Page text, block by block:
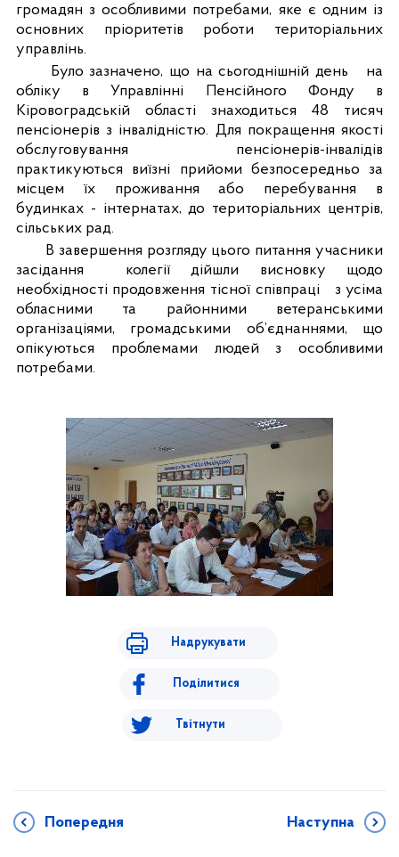
громадян з особливими потребами, яке є одним із
основних пріоритетів роботи територіальних
управлінь.
Було зазначено, що на сьогоднішній день
на
обліку в Управлінні Пенсійного Фонду в
Кіровоградській області знаходиться 48 тисяч
пенсіонерів з інвалідністю. Для покращення якості
обслуговування пенсіонерів-інвалідів
практикуються виїзні прийоми безпосередньо за
місцем їх проживання або перебування в
будинках - інтернатах, до територіальних центрів,
сільських рад.
В завершення розгляду цього питання учасники
засідання
колегії дійшли висновку щодо
необхідності продовження тісної співпраці
з усіма
обласними та районними ветеранськими
організаціями, громадськими об’єднаннями, що
опікуються проблемами людей з особливими
потребами.
Надрукувати
Поділитися
Твітнути
Попередня Наступна